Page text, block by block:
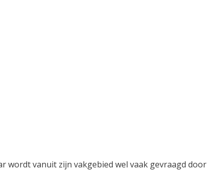
wordt vanuit zijn vakgebied wel vaak gevraagd door